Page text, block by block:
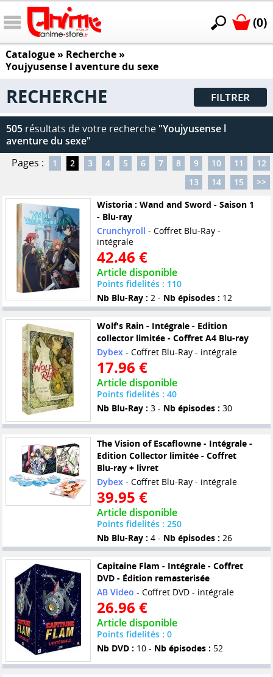
(0)
Catalogue» Recherche »
Youjyusense l aventure du sexe
RECHERCHE FILTRER
505 résultats de votre recherche "Youjyusense l
aventure du sexe"
Pages :
1 2 3 4 5 6 7 8 9 10 11
12
13
14 15
>>
Wistoria : Wand and Sword - Saison 1
- Blu-ray
Crunchyroll - Coffret Blu-Ray -
intégrale
42.46 €
Article disponible
Points fidelités : 110
Nb Blu-Ray : 2 - Nb épisodes : 12
Wolf's Rain - Intégrale - Edition
collector limitée - Coffret A4 Blu-ray
Dybex- Coffret Blu-Ray - intégrale
17.96 €
Article disponible
Points fidelités : 40
Nb Blu-Ray : 3 - Nb épisodes : 30
The Vision of Escaflowne - Intégrale -
Edition Collector limitée - Coffret
Blu-ray + livret
Dybex- Coffret Blu-Ray - intégrale
39.95 €
Article disponible
Points fidelités : 250
Nb Blu-Ray : 4 - Nb épisodes : 26
Capitaine Flam - Intégrale - Coffret
DVD - Édition remasterisée
AB Video - Coffret DVD - intégrale
26.96 €
Article disponible
Points fidelités : 0
Nb DVD : 10 - Nb épisodes : 52